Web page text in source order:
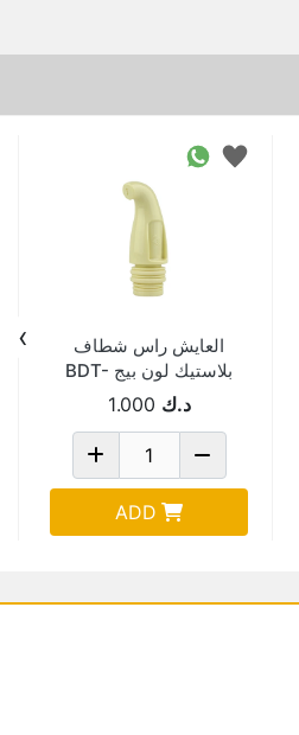
العايش راس شطاف
بلاستيك لون بيج BDT-
10 د.ك 1.000
ADD
›